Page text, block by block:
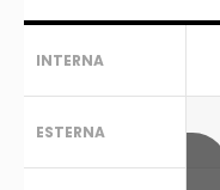
INTERNA
ESTERNA